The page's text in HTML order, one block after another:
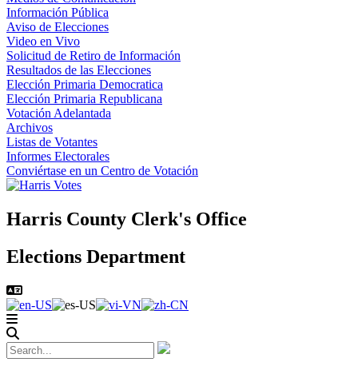
Información Pública
Aviso de Elecciones
Video en Vivo
Solicitud de Retiro de Información
Resultados de las Elecciones
Elección Primaria Democratica
Elección Primaria Republicana
Votación Adelantada
Archivos
Listas de Votantes
Informes Electorales
Conviértase en un Centro de Votación
Harris County Clerk's Office
Elections Department